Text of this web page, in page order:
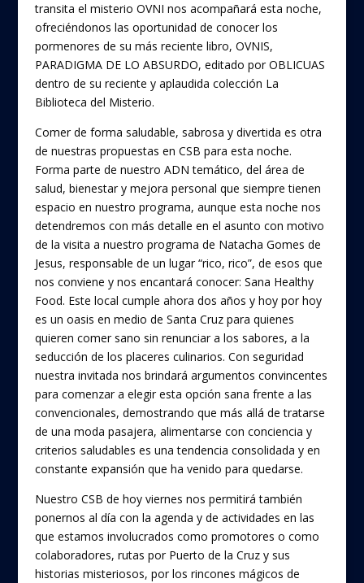
transita el misterio OVNI nos acompañará esta noche,
ofreciéndonos las oportunidad de conocer los
pormenores de su más reciente libro, OVNIS,
PARADIGMA DE LO ABSURDO, editado por OBLICUAS
dentro de su reciente y aplaudida colección La
Biblioteca del Misterio.
Comer de forma saludable, sabrosa y divertida es otra
de nuestras propuestas en CSB para esta noche.
Forma parte de nuestro ADN temático, del área de
salud, bienestar y mejora personal que siempre tienen
espacio en nuestro programa, aunque esta noche nos
detendremos con más detalle en el asunto con motivo
de la visita a nuestro programa de Natacha Gomes de
Jesus, responsable de un lugar “rico, rico”, de esos que
nos conviene y nos encantará conocer: Sana Healthy
Food. Este local cumple ahora dos años y hoy por hoy
es un oasis en medio de Santa Cruz para quienes
quieren comer sano sin renunciar a los sabores, a la
seducción de los placeres culinarios. Con seguridad
nuestra invitada nos brindará argumentos convincentes
para comenzar a elegir esta opción sana frente a las
convencionales, demostrando que más allá de tratarse
de una moda pasajera, alimentarse con conciencia y
criterios saludables es una tendencia consolidada y en
constante expansión que ha venido para quedarse.
Nuestro CSB de hoy viernes nos permitirá también
ponernos al día con la agenda y de actividades en las
que estamos involucrados como promotores o como
colaboradores, rutas por Puerto de la Cruz y sus
historias misteriosos, por los rincones mágicos de